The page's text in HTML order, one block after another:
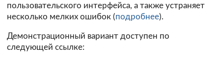
пользовательского интерфейса, а также устраняет
несколько мелких ошибок (подробнее).
Демонстрационный вариант доступен по
следующей ссылке: